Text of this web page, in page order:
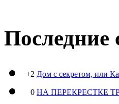
Последние
+2 Дом с секретом, или
0 НА ПЕРЕКРЕСТКЕ